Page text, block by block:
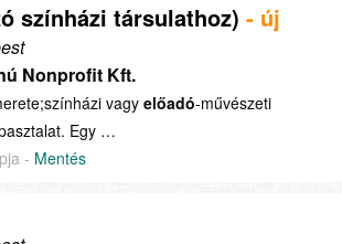
színházi társulathoz) - új
Nonprofit Kft.
vagy előadó-művészeti
Egy …
- Mentés